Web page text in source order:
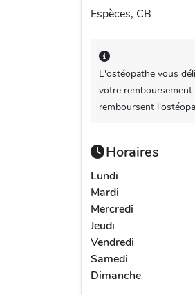
Espèces, CB
L'ostéopathe vous
votre
remboursent
Horaires
Lundi
Mardi
Mercredi
Jeudi
Vendredi
Samedi
Dimanche